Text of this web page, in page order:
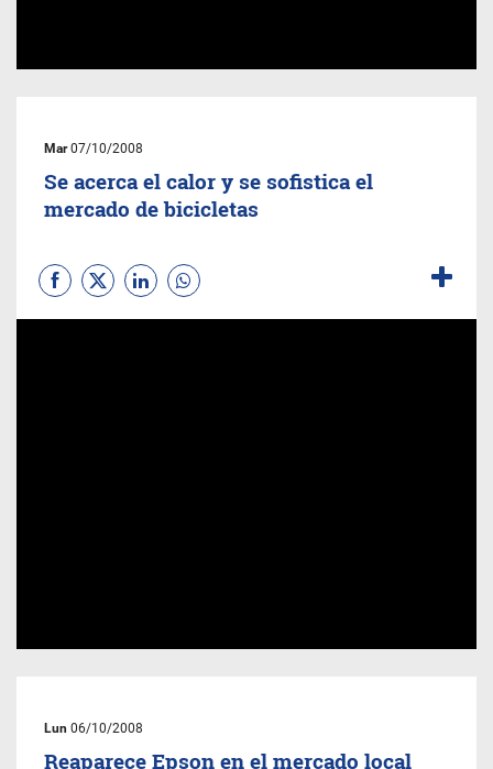
Mar07/10/2008
Se acerca el calor y se sofistica el
mercado de bicicletas
Lun 06/10/2008
Reaparece Epson en el mercado local